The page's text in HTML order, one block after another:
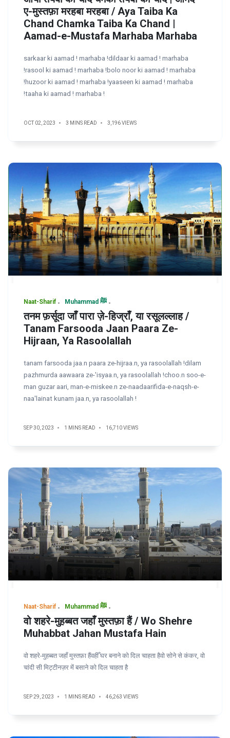
ए-मुस्तफ़ा मरहबा मरहबा / Aya Taiba Ka
Chand Chamka Taiba Ka Chand |
Aamad-e-Mustafa Marhaba Marhaba
sarkaar ki aamad ! marhaba !dildaar ki aamad ! marhaba
!rasool ki aamad ! marhaba !bolo noor ki aamad ! marhaba
!huzoor ki aamad ! marhaba !yaaseen ki aamad ! marhaba
!taaha ki aamad ! marhaba !
OCT 02, 2023 3 MINS READ 3,196 VIEWS
Naat-Sharif Muhammad ﷺ
तनम फ़र्सूदा जाँ पारा ज़े-हिज्राँ, या रसूलल्लाह /
Tanam Farsooda Jaan Paara Ze-
Hijraan, Ya Rasoolallah
tanam farsooda jaa.n paara ze-hijraa.n, ya rasoolallah !dilam
pazhmurda aawaara ze-'isyaa.n, ya rasoolallah !choo.n soo-e-
man guzar aari, man-e-miskee.n ze-naadaarifida-e-naqsh-e-
naa'lainat kunam jaa.n, ya rasoolallah !
SEP 30, 2023 1 MINS READ 16,710 VIEWS
Naat-Sharif Muhammad ﷺ
वो शहरे-मुहब्बत जहाँ मुस्तफ़ा हैं / Wo Shehre
Muhabbat Jahan Mustafa Hain
वो शहरे-मुहब्बत जहाँ मुस्तफ़ा हैंवहीँ घर बनाने को दिल चाहता हैवो सोने से कंकर, वो
चांदी सी मिट्टीनज़र में बसाने को दिल चाहता है
SEP 29, 2023 1 MINS READ 46,263 VIEWS